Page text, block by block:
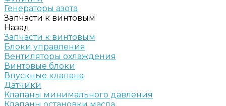
Генераторы азота
Запчасти к винтовым
Назад
Запчасти к винтовым
Блоки управления
Вентиляторы охлаждения
Винтовые блоки
Впускные клапана
Датчики
Клапаны минимального давления